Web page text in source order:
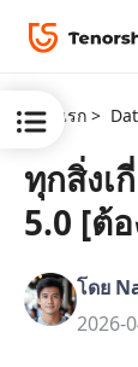
for iOS
หน้าแรก >
ทุกสิ่งเ
5.0 [ต้
โดย
2026-